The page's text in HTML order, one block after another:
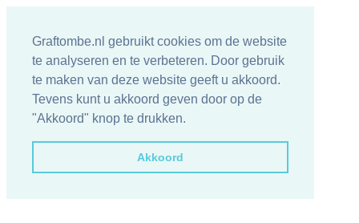
Graftombe.nl gebruikt cookies om de website
te analyseren en te verbeteren. Door gebruik
te maken van deze website geeft u akkoord.
Tevens kunt u akkoord geven door op de
"Akkoord" knop te drukken.
Akkoord